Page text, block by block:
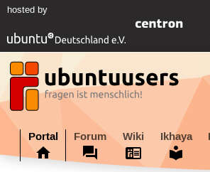
hosted by
Portal Forum Wiki Ikhaya